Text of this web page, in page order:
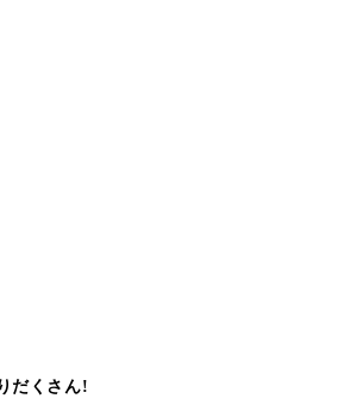
だくさん!